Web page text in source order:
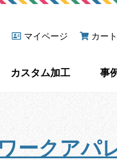
マイページ
カー
カスタム加工 事
ークアパ